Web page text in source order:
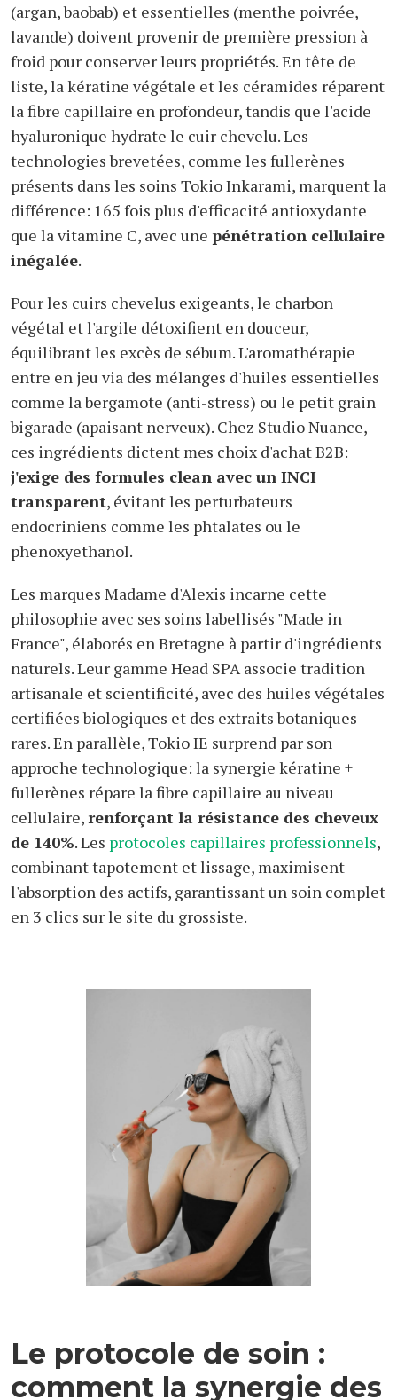
(argan, baobab) et essentielles (menthe poivrée,
lavande) doivent provenir de première pression à
froid pour conserver leurs propriétés. En tête de
liste, la kératine végétale et les céramides réparent
la fibre capillaire en profondeur, tandis que l'acide
hyaluronique hydrate le cuir chevelu. Les
technologies brevetées, comme les fullerènes
présents dans les soins Tokio Inkarami, marquent la
différence: 165 fois plus d'efficacité antioxydante
que la vitamine C, avec une pénétration cellulaire
inégalée.
Pour les cuirs chevelus exigeants, le charbon
végétal et l'argile détoxifient en douceur,
équilibrant les excès de sébum. L'aromathérapie
entre en jeu via des mélanges d'huiles essentielles
comme la bergamote (anti-stress) ou le petit grain
bigarade (apaisant nerveux). Chez Studio Nuance,
ces ingrédients dictent mes choix d'achat B2B:
j'exige des formules clean avec un INCI
transparent, évitant les perturbateurs
endocriniens comme les phtalates ou le
phenoxyethanol.
Les marques Madame d'Alexis incarne cette
philosophie avec ses soins labellisés "Made in
France", élaborés en Bretagne à partir d'ingrédients
naturels. Leur gamme Head SPA associe tradition
artisanale et scientificité, avec des huiles végétales
certifiées biologiques et des extraits botaniques
rares. En parallèle, Tokio IE surprend par son
approche technologique: la synergie kératine +
fullerènes répare la fibre capillaire au niveau
cellulaire,renforçant la résistance des cheveux
de 140%. Les protocoles capillaires professionnels,
combinant tapotement et lissage, maximisent
l'absorption des actifs, garantissant un soin complet
en 3 clics sur le site du grossiste.
Le protocole de soin :
comment la synergie des